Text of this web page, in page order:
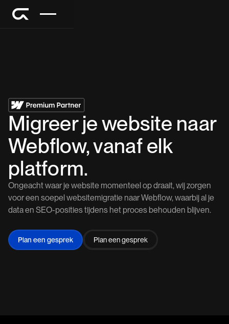
Migreer je website naar
Webflow, vanaf elk
platform.
Ongeacht waar je website momenteel op draait, wij zorgen
voor een soepel websitemigratie naar Webflow, waarbij al je
data en SEO-posities tijdens het proces behouden blijven.
Plan een gesprek Plan een gesprek